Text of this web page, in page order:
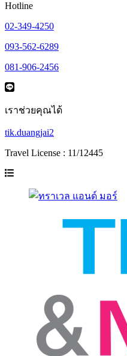
Hotline
02-349-4250
093-562-6289
081-906-2456
เราช่วยคุณได้
tik.duangjai2
Travel License : 11/12445